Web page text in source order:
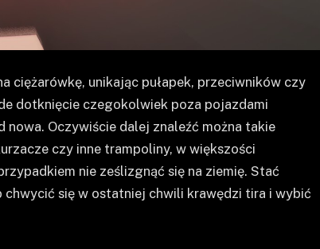
ciężarówkę, unikając pułapek, przeciwników czy
dotknięcie czegokolwiek poza pojazdami
Oczywiście dalej znaleźć można takie
czy inne trampoliny, w większości
nie ześlizgnąć się na ziemię. Stać
chwycić się w ostatniej chwili krawędzi tira i wybić